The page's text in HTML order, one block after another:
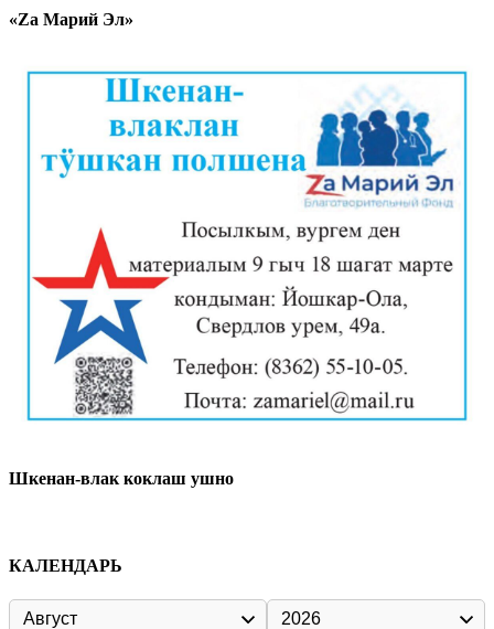
«Zа Марий Эл»
Шкенан-влак коклаш ушно
КАЛЕНДАРЬ